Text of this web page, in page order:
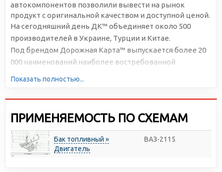
автокомпонентов позволили вывести на рынок
продукт с оригинальной качеством и доступной ценой.
На сегодняшний день ДК™ объединяет около 500
производителей в Украине, Турции и Китае.
Под брендом Дорожная Карта™ выпускается более 20
000 наименований наиболее востребованной
логистика позволяют снижать себестоимость и делать
Показать полностью...
ПРИМЕНЯЕМОСТЬ ПО СХЕМАМ
Бак топливный »
Двигатель
ВАЗ-2115